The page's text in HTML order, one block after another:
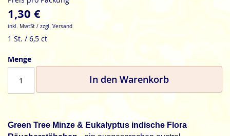
1,30 €
inkl. MwtSt / zzgl. Versand
1 St. / 6,5 ct
Menge
In den Warenkorb
Green Tree Minze & Eukalyptus indische Flora